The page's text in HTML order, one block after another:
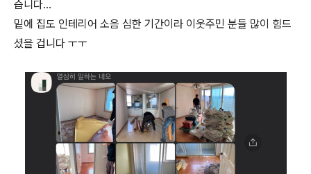
습니다...
밑에 집도 인테리어 소음 심한 기간이라 이웃주민 분들 많이 힘드
셨을 겁니다 ㅜㅜ